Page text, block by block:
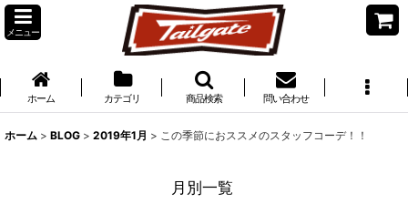
メニュー
ホーム カテゴリ 商品検索 問い合わせ
ホーム > BLOG > 2019年1月 > この季節におススメのスタッフコーデ！！
月別一覧